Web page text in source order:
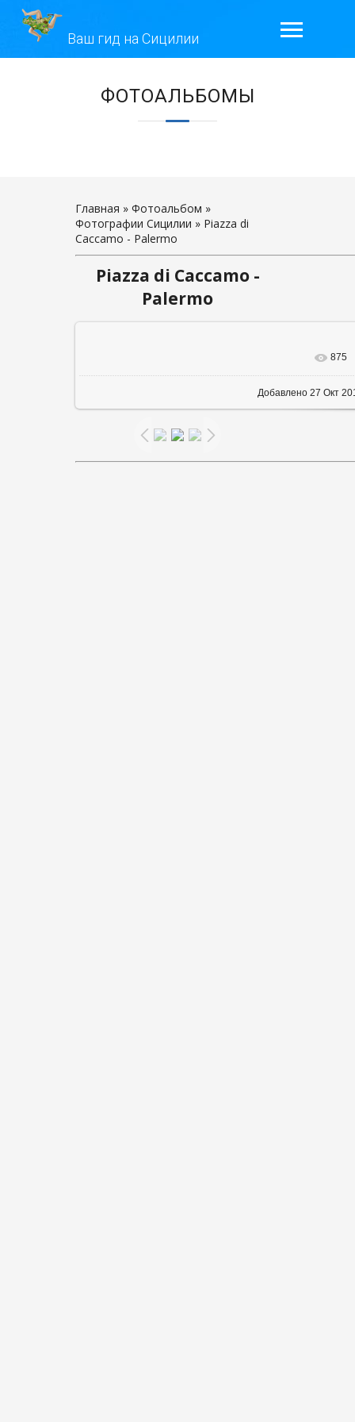
Ваш гид на Сицилии
ЭКСКУРСИИ
ОТЗЫВЫ
КОНТАКТЫ
ОБО МНЕ
Главная » Фотоальбом »
Фотографии Сицилии » Piazza di
Caccamo - Palermo
Piazza di Caccamo -
Palermo
В реальном
875
Добавлено27 Окт